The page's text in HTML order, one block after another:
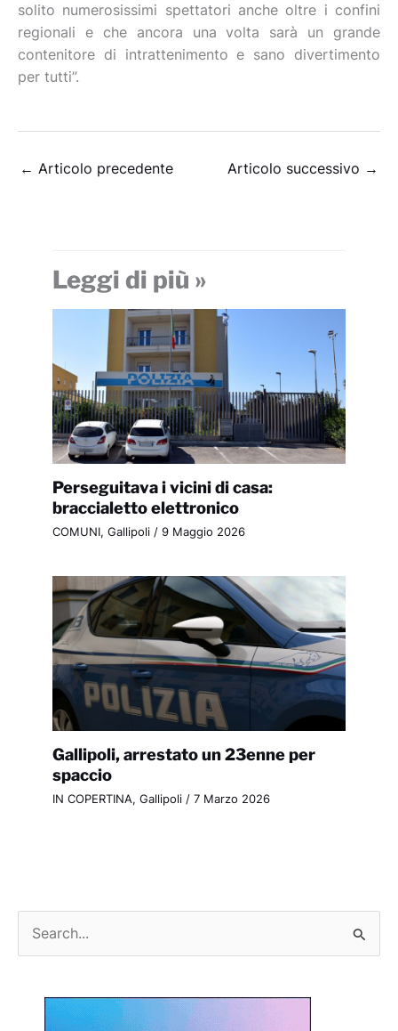
solito numerosissimi spettatori anche oltre i confini
regionali e che ancora una volta sarà un grande
contenitore di intrattenimento e sano divertimento
per tutti”.
← Articolo precedente Articolo successivo →
Leggi di più »
Perseguitava i vicini di casa:
braccialetto elettronico
COMUNI, Gallipoli/ 9 Maggio 2026
Gallipoli, arrestato un 23enne per
spaccio
IN COPERTINA, Gallipoli/ 7 Marzo 2026